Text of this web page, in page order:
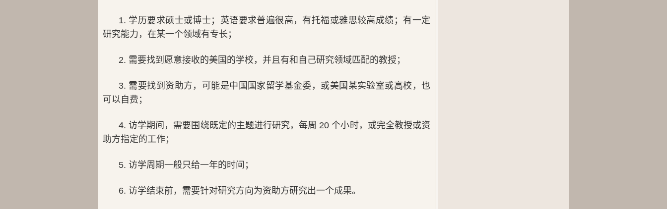
1. 学历要求硕士或博士；英语要求普遍很高，有托福或雅思较高成绩；有一定
研究能力，在某一个领域有专长；
2. 需要找到愿意接收的美国的学校，并且有和自己研究领域匹配的教授；
3. 需要找到资助方，可能是中国国家留学基金委，或美国某实验室或高校，也
可以自费；
4. 访学期间，需要围绕既定的主题进行研究，每周 20 个小时，或完全教授或资
助方指定的工作；
5. 访学周期一般只给一年的时间；
6. 访学结束前，需要针对研究方向为资助方研究出一个成果。